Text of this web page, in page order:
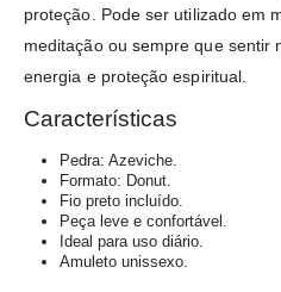
proteção. Pode ser utilizado em
meditação ou sempre que sentir
energia e proteção espiritual.
Características
Pedra: Azeviche.
Formato: Donut.
Fio preto incluído.
Peça leve e confortável.
Ideal para uso diário.
Amuleto unissexo.